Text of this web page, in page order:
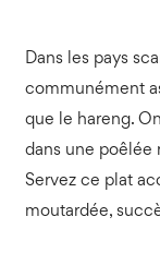
Dans les pays
communément
que le hareng.
dans une poêlée
Servez ce plat
moutardée,